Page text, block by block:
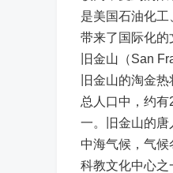
是美国石油化
带来了国际化
旧金山（San
旧金山的淘金
总人口中，约
一。旧金山的
中海气候，气
科教文化中心